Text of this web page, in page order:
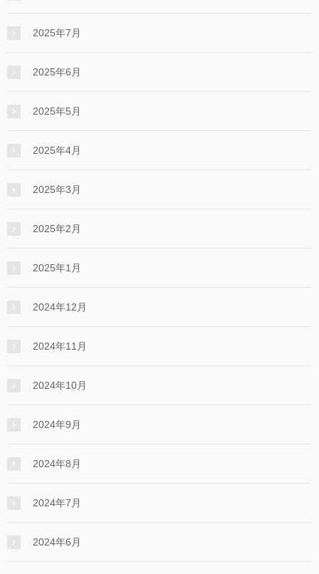
2025年7月
2025年6月
2025年5月
2025年4月
2025年3月
2025年2月
2025年1月
2024年12月
2024年11月
2024年10月
2024年9月
2024年8月
2024年7月
2024年6月